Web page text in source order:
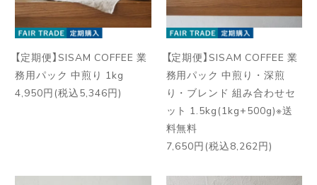
【定期便】SISAM COFFEE 業
務用パック 中煎り 1kg
4,950円(税込5,346円)
【定期便】SISAM COFFEE 業
務用パック 中煎り・深煎
り・ブレンド 組み合わせセ
ット 1.5kg(1kg+500g)※送
料無料
7,650円(税込8,262円)